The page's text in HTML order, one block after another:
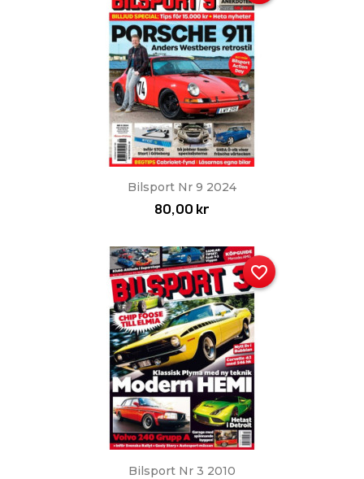
Bilsport Nr 9 2024
80,00 kr
Bilsport Nr 3 2010
favorite_border